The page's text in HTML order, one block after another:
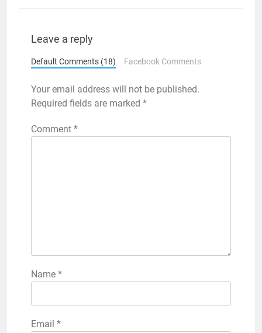
Leave a reply
Default Comments (18) Facebook Comments
Your email address will not be published.
Required fields are marked *
Comment *
Name *
Email *